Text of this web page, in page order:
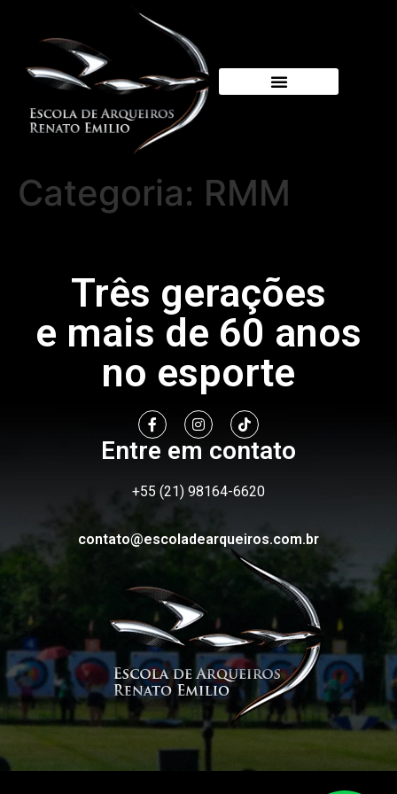
Categoria: RMM
Três gerações
e mais de 60 anos
no esporte
Entre em contato
+55 (21) 98164-6620
contato@escoladearqueiros.com.br